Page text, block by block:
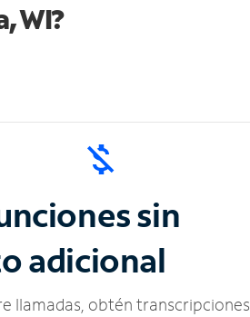
WI?
sin
adicional
llamadas, obtén transcripciones